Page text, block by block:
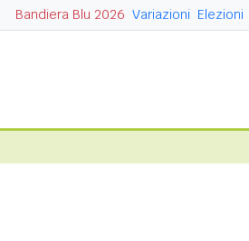
Bandiera Blu 2026 Variazioni Elezioni